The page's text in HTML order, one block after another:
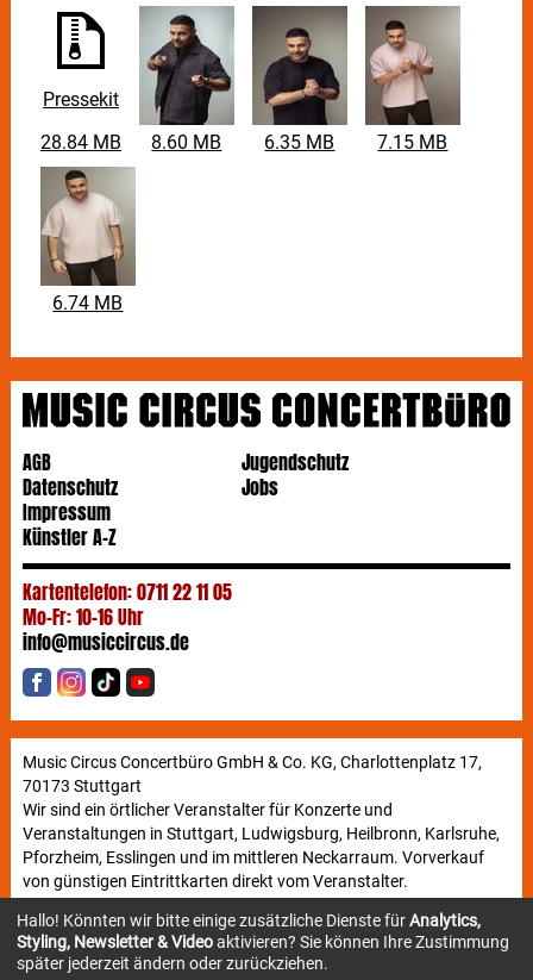
Pressekit
28.84 MB
8.60 MB 6.35 MB 7.15 MB
6.74 MB
AGB
Datenschutz
Impressum
Jugendschutz
Jobs
Künstler A-Z
Kartentelefon: 0711 22 11 05
Mo-Fr: 10-16 Uhr
info@musiccircus.de
Music Circus Concertbüro GmbH & Co. KG, Charlottenplatz 17,
70173 Stuttgart
Wir sind ein örtlicher Veranstalter für Konzerte und
Veranstaltungen in Stuttgart, Ludwigsburg, Heilbronn, Karlsruhe,
Pforzheim, Esslingen und im mittleren Neckarraum. Vorverkauf
von günstigen Eintrittkarten direkt vom Veranstalter.
Newsletter
Hallo! Könnten wir bitte einige zusätzliche Dienste fürAnalytics,
Styling, Newsletter & Videoaktivieren? Sie können Ihre Zustimmung
später jederzeit ändern oder zurückziehen.